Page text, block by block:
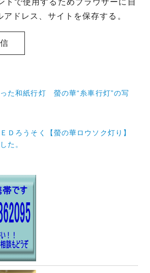
トで使用するためブラウザーに自
ドレス、サイトを保存する。
た和紙行灯 螢の華“糸車行灯”の写
Ｄろうそく【螢の華ロウソク灯り】
た。